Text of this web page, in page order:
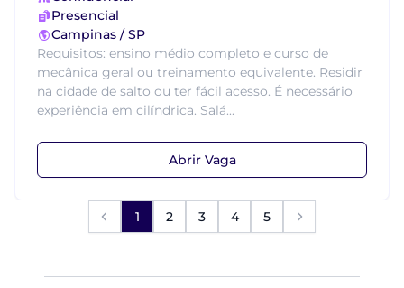
Presencial
Campinas / SP
Requisitos: ensino médio completo e curso de
mecânica geral ou treinamento equivalente. Residir
na cidade de salto ou ter fácil acesso. É necessário
experiência em cilíndrica. Salá...
Abrir Vaga
1 2 3 4 5